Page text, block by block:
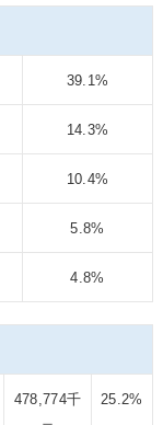
39.1%
14.3%
10.4%
5.8%
4.8%
478,774千
25.2%